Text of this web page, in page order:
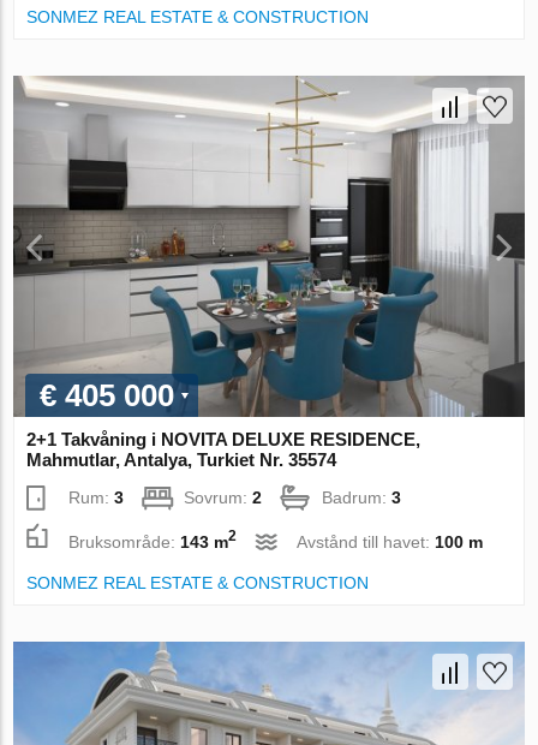
SONMEZ REAL ESTATE & CONSTRUCTION
€ 405 000
2+1 Takvåning i NOVITA DELUXE RESIDENCE,
Mahmutlar, Antalya, Turkiet Nr. 35574
Rum:3 Sovrum:2 Badrum:3
Bruksområde: 143 m2 Avstånd till havet: 100 m
SONMEZ REAL ESTATE & CONSTRUCTION